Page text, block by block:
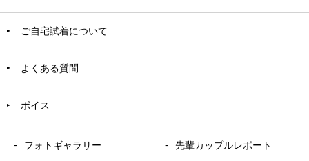
ご自宅試着について
よくある質問
ボイス
フォトギャラリー 先輩カップルレポート